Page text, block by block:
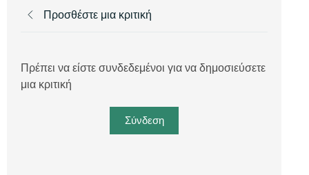
Προσθέστε μια κριτική
Πρέπει να είστε συνδεδεμένοι για να δημοσιεύσετε
μια κριτική
Σύνδεση